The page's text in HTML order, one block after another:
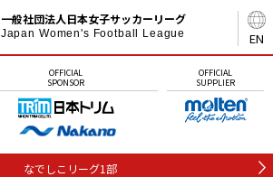
EN
一般社団法人日本女子サッカーリーグ
Japan Women's Football League
OFFICIAL
SPONSOR
OFFICIAL
SUPPLIER
なでしこリーグ1部